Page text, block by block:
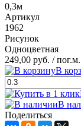
0,3м
Артикул
1962
Рисунок
Одноцветная
249,00 руб. / пог.м.
В
В
Поделиться